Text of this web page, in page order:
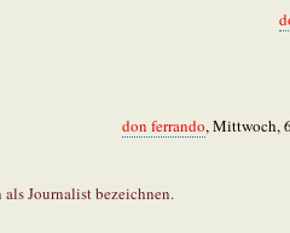
don ferrando, Mittwoch,
als Journalist bezeichnen.